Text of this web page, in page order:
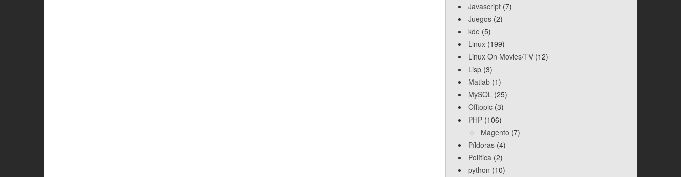
Javascript (7)
Juegos (2)
kde (5)
Linux (199)
Linux On Movies/TV (12)
Lisp (3)
Matlab (1)
MySQL (25)
Offtopic (3)
PHP (106)
Magento (7)
Píldoras (4)
Política (2)
python (10)